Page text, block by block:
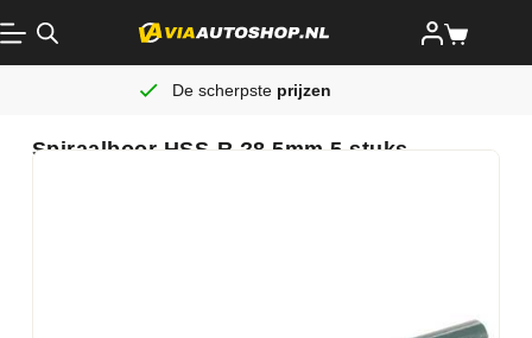
De scherpste prijzen
Spiraalboor HSS-R ?8.5mm 5 stuks